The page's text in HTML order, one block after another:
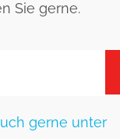
Sie gerne.
gerne unter